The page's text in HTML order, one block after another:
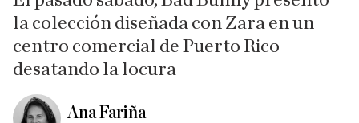
la colección diseñada con Zara en un
centro comercial de Puerto Rico
desatando la locura
Ana Fariña